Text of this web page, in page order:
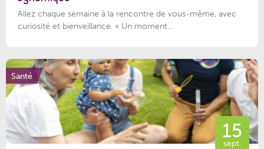
Allez chaque semaine à la rencontre de vous-même, avec
curiosité et bienveillance. « Un moment...
Santé
15
sept.